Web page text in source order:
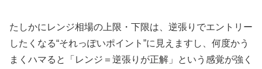
たしかにレンジ相場の上限・下限は、逆張りでエントリー
したくなる“それっぽいポイント”に見えますし、何度かう
まくハマると「レンジ＝逆張りが正解」という感覚が強く